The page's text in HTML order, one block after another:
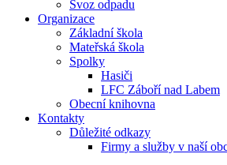
Svoz odpadu
Organizace
Základní škola
Mateřská škola
Spolky
Hasiči
LFC Záboří nad Labem
Obecní knihovna
Kontakty
Důležité odkazy
Firmy a služby v naší